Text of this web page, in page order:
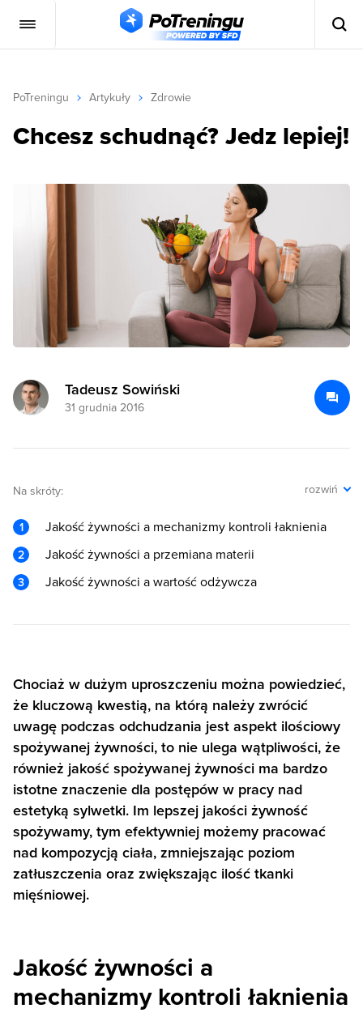
PoTreningu Artykuły Zdrowie
Chcesz schudnąć? Jedz lepiej!
Tadeusz Sowiński
31 grudnia 2016
Na skróty: rozwiń
Jakość żywności a mechanizmy kontroli łaknienia
Jakość żywności a przemiana materii
Jakość żywności a wartość odżywcza
Chociaż w dużym uproszczeniu można powiedzieć,
że kluczową kwestią, na którą należy zwrócić
uwagę podczas odchudzania jest aspekt ilościowy
spożywanej żywności, to nie ulega wątpliwości, że
również jakość spożywanej żywności ma bardzo
istotne znaczenie dla postępów w pracy nad
estetyką sylwetki. Im lepszej jakości żywność
spożywamy, tym efektywniej możemy pracować
nad kompozycją ciała, zmniejszając poziom
zatłuszczenia oraz zwiększając ilość tkanki
mięśniowej.
Jakość żywności a
mechanizmy kontroli łaknienia